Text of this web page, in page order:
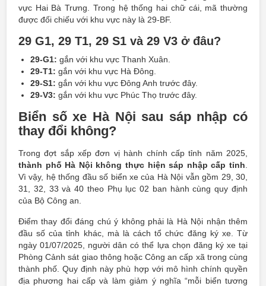
vực Hai Bà Trưng. Trong hệ thống hai chữ cái, mã thường
được đối chiếu với khu vực này là 29-BF.
29 G1, 29 T1, 29 S1 và 29 V3 ở đâu?
29-G1: gắn với khu vực Thanh Xuân.
29-T1: gắn với khu vực Hà Đông.
29-S1: gắn với khu vực Đông Anh trước đây.
29-V3: gắn với khu vực Phúc Thọ trước đây.
Biển số xe Hà Nội sau sáp nhập có
thay đổi không?
Trong đợt sắp xếp đơn vị hành chính cấp tỉnh năm 2025,
thành phố Hà Nội không thực hiện sáp nhập cấp tỉnh
Vì vậy, hệ thống đầu số biển xe của Hà Nội vẫn gồm 29, 30,
31, 32, 33 và 40 theo Phụ lục 02 ban hành cùng quy định
của Bộ Công an.
Điểm thay đổi đáng chú ý không phải là Hà Nội nhận thêm
đầu số của tỉnh khác, mà là cách tổ chức đăng ký xe. Từ
ngày 01/07/2025, người dân có thể lựa chọn đăng ký xe tại
Phòng Cảnh sát giao thông hoặc Công an cấp xã trong cùng
thành phố. Quy định này phù hợp với mô hình chính quyền
địa phương hai cấp và làm giảm ý nghĩa “mỗi biển tương